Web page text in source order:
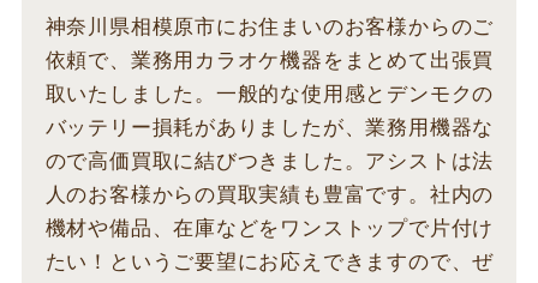
神奈川県相模原市にお住まいのお客様からのご
依頼で、業務用カラオケ機器をまとめて出張買
取いたしました。一般的な使用感とデンモクの
バッテリー損耗がありましたが、業務用機器な
ので高価買取に結びつきました。アシストは法
人のお客様からの買取実績も豊富です。社内の
機材や備品、在庫などをワンストップで片付け
たい！というご要望にお応えできますので、ぜ